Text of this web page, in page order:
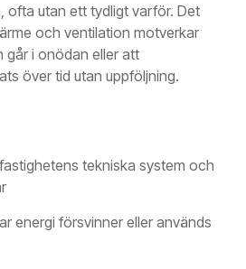
ofta utan ett tydligt varför. Det
och ventilation motverkar
går i onödan eller att
över tid utan uppföljning.
tekniska system och
energi försvinner eller används